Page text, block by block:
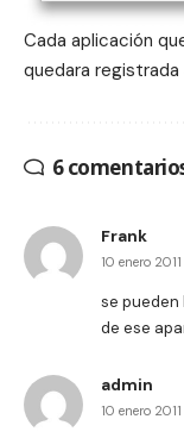
Cada aplicación
quedara registrada
6
Frank
10 enero
se
de ese
admin
10 enero